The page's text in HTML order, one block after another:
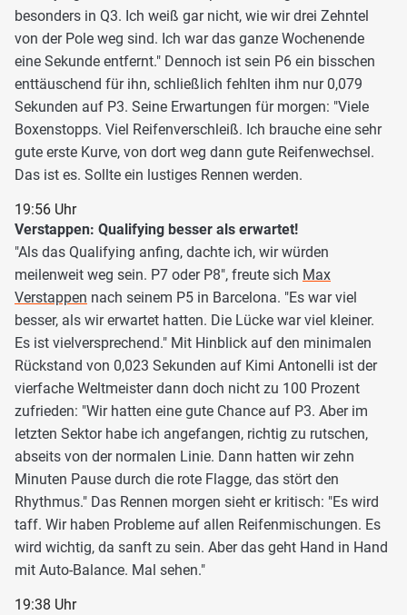
besonders in Q3. Ich weiß gar nicht, wie wir drei Zehntel
von der Pole weg sind. Ich war das ganze Wochenende
eine Sekunde entfernt." Dennoch ist sein P6 ein bisschen
enttäuschend für ihn, schließlich fehlten ihm nur 0,079
Sekunden auf P3. Seine Erwartungen für morgen: "Viele
Boxenstopps. Viel Reifenverschleiß. Ich brauche eine sehr
gute erste Kurve, von dort weg dann gute Reifenwechsel.
Das ist es. Sollte ein lustiges Rennen werden.
19:56 Uhr
Verstappen: Qualifying besser als erwartet!
"Als das Qualifying anfing, dachte ich, wir würden
meilenweit weg sein. P7 oder P8", freute sich Max
Verstappen nach seinem P5 in Barcelona. "Es war viel
besser, als wir erwartet hatten. Die Lücke war viel kleiner.
Es ist vielversprechend." Mit Hinblick auf den minimalen
Rückstand von 0,023 Sekunden auf Kimi Antonelli ist der
vierfache Weltmeister dann doch nicht zu 100 Prozent
zufrieden: "Wir hatten eine gute Chance auf P3. Aber im
letzten Sektor habe ich angefangen, richtig zu rutschen,
abseits von der normalen Linie. Dann hatten wir zehn
Minuten Pause durch die rote Flagge, das stört den
Rhythmus." Das Rennen morgen sieht er kritisch: "Es wird
taff. Wir haben Probleme auf allen Reifenmischungen. Es
wird wichtig, da sanft zu sein. Aber das geht Hand in Hand
mit Auto-Balance. Mal sehen."
19:38 Uhr